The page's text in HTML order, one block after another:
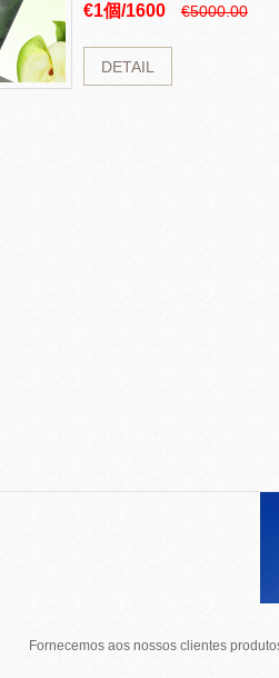
€1個/1600 €5000.00
DETAIL
Fornecemos aos nossos clientes